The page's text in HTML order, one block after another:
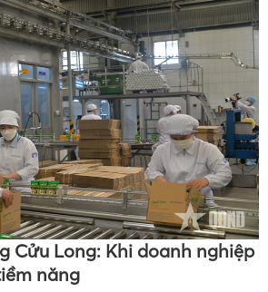
Cửu Long: Khi doanh nghiệp
năng